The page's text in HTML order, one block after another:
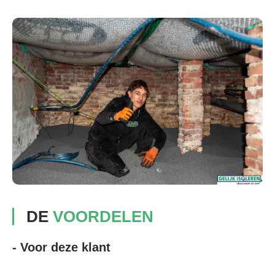
DE VOORDELEN
- Voor deze klant